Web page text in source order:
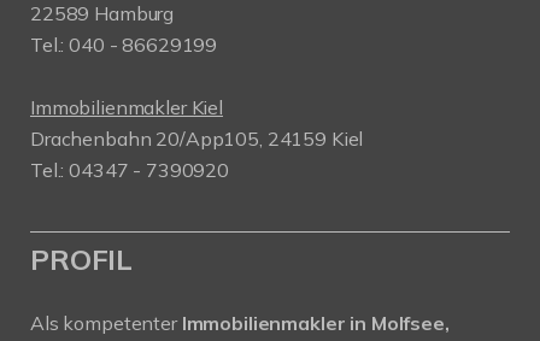
22589 Hamburg
Tel.: 040 - 86629199
Immobilienmakler Kiel
Drachenbahn 20/App105, 24159 Kiel
Tel.: 04347 - 7390920
PROFIL
Als kompetenter Immobilienmakler in Molfsee,